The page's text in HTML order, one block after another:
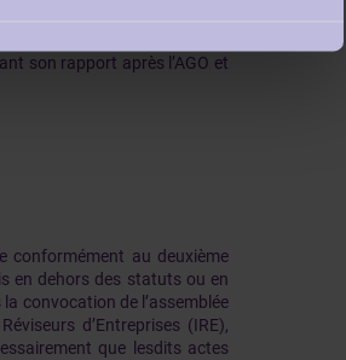
son rapport après l’AGO et
conformément au deuxième
en dehors des statuts ou en
convocation de l’assemblée
d’Entreprises (IRE),
que lesdits actes